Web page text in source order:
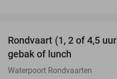
TODAY
Rondvaart (1, 2 of 4,5
gebak of lunch
Waterpoort Rondvaarten